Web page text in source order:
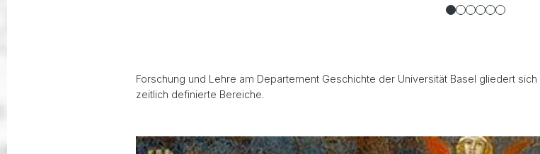
Forschung und Lehre am Departement Geschichte der Universität Basel gliedert
zeitlich definierte Bereiche.